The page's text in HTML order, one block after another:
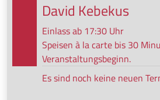
David Kebekus
Einlass ab 17:30 Uhr
Speisen à la carte bis 30
Veranstaltungsbeginn.
Es sind noch keine neuen